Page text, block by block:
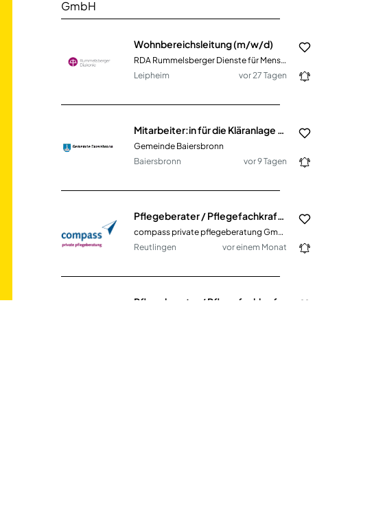
Wohnbereichsleitung (m/w/d)
RDA Rummelsberger Dienste für Menschen im Alter gGmbH
Leipheim
vor 27 Tagen
Gemeinde Baiersbronn
Baiersbronn
vor 9 Tagen
Pflegeberater / Pflegefachkraft (m/w/d)
compass private pflegeberatung GmbH
Reutlingen
vor einem Monat
Pflegeberater / Pflegefachkraft (m/w/d)